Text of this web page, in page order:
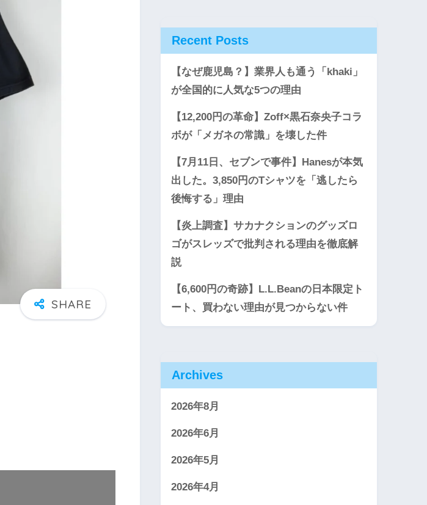
Recent Posts
【なぜ鹿児島？】業界人も通う「khaki」
が全国的に人気な5つの理由
【12,200円の革命】Zoff×黒石奈央子コラ
ボが「メガネの常識」を壊した件
【7月11日、セブンで事件】Hanesが本気
出した。3,850円のTシャツを「逃したら
後悔する」理由
【炎上調査】サカナクションのグッズロ
ゴがスレッズで批判される理由を徹底解
説
【6,600円の奇跡】L.L.Beanの日本限定ト
ート、買わない理由が見つからない件
Archives
2026年8月
2026年6月
2026年5月
2026年4月